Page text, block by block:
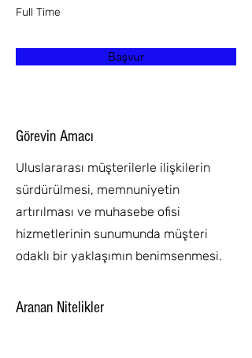
Full Time
Başvur
Görevin Amacı
Uluslararası müşterilerle ilişkilerin
sürdürülmesi, memnuniyetin
artırılması ve muhasebe ofisi
hizmetlerinin sunumunda müşteri
odaklı bir yaklaşımın benimsenmesi.
Aranan Nitelikler